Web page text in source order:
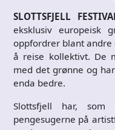
SLOTTSFJELL
eksklusiv europeisk
oppfordrer blant
å reise kollektivt. De
med det grønne og
enda bedre.
Slottsfjell har,
pengesugerne på